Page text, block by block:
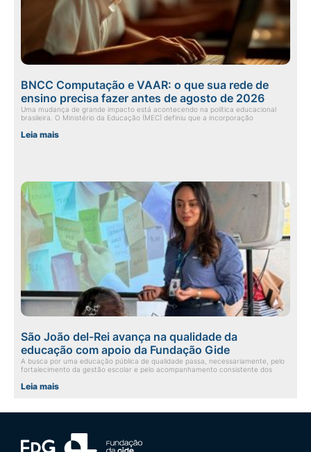
BNCC Computação e VAAR: o que sua rede de
ensino precisa fazer antes de agosto de 2026
Uma mudança de grande impacto está acontecendo na política educacional
brasileira. O Ministério da Educação (MEC) definiu que a incorporação
Leia mais
São João del-Rei avança na qualidade da
educação com apoio da Fundação Gide
A busca por uma educação pública de qualidade passa, necessariamente, pelo
fortalecimento da gestão escolar e pelo acompanhamento consistente dos
Leia mais